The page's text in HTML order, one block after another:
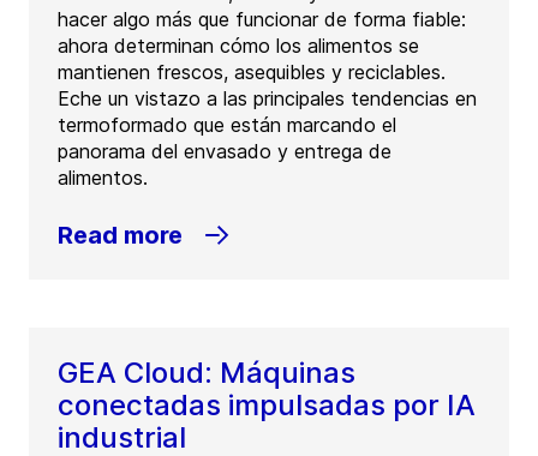
hacer algo más que funcionar de forma fiable:
ahora determinan cómo los alimentos se
mantienen frescos, asequibles y reciclables.
Eche un vistazo a las principales tendencias en
termoformado que están marcando el
panorama del envasado y entrega de
alimentos.
Read more
GEA Cloud: Máquinas
conectadas impulsadas por IA
industrial